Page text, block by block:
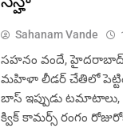
Sahanam Vande
సహనం వందే, హైదరాబాద్:
మహిళా లీడర్‌ చేతిలో
బాస్ ఇప్పుడు
క్విక్ కామర్స్ రంగం